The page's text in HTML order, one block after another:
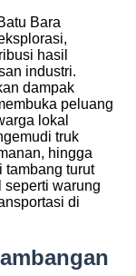
Bara
hasil
industri.
dampak
peluang
lokal
truk
hingga
tambang turut
seperti warung
di